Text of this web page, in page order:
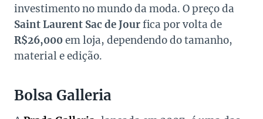
investimento no mundo da moda. O preço da
Saint Laurent Sac de Jourfica por volta de
R$26,000em loja, dependendo do tamanho,
material e edição.
Bolsa Galleria